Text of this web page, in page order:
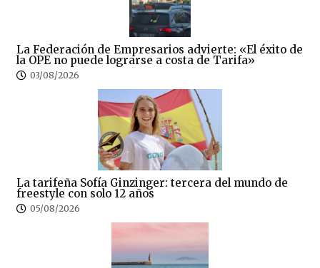
La Federación de Empresarios advierte: «El éxito de
la OPE no puede lograrse a costa de Tarifa»
03/08/2026
La tarifeña Sofía Ginzinger: tercera del mundo de
freestyle con solo 12 años
05/08/2026